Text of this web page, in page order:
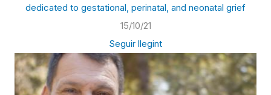
dedicated to gestational, perinatal, and neonatal grief
15/10/21
Seguir llegint